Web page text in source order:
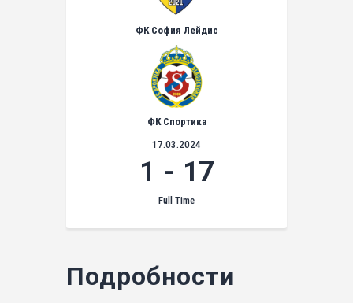
ФК София Лейдис
ФК Спортика
17.03.2024
1 - 17
Full Time
Подробности